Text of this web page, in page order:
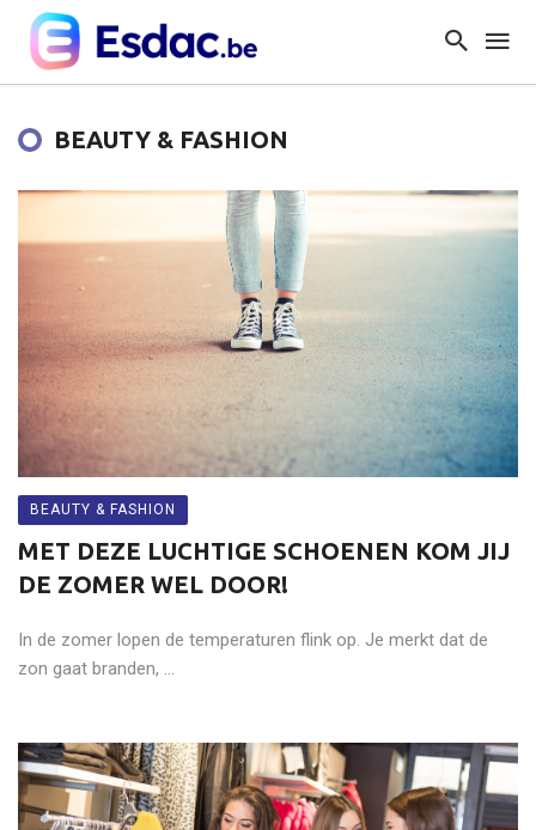
BEAUTY & FASHION
BEAUTY & FASHION
MET DEZE LUCHTIGE SCHOENEN KOM JIJ
DE ZOMER WEL DOOR!
In de zomer lopen de temperaturen flink op. Je merkt dat de
zon gaat branden, ...